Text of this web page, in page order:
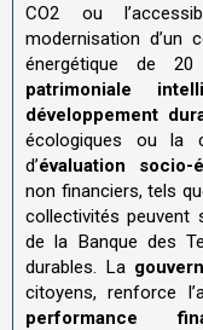
CO2 ou
modernisation d’un
énergétique de 20
patrimoniale
développement
écologiques ou la
d’évaluation socio-
non financiers, tels
collectivités peuvent
de la Banque des
durables. La
citoyens, renforce
performance